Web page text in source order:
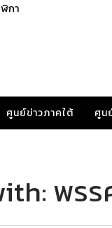
กา
ศูนย์ข่าวภาคใต้ ศูน
พรร